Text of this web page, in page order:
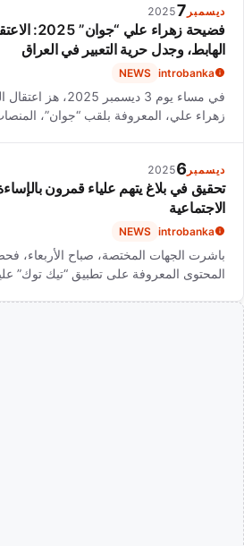
ديسمبر 7
2025
فضيحة زهراء
الهابط، وجدل حرية التعبير في العراق
introbanka
NEWS
في مساء يوم 3 ديسمبر
زهراء علي، المعروفة بلقب “جوان”،
ديسمبر 6
2025
تحقيق في بلاغ يتهم علياء قمرون
الاجتماعية
introbanka
NEWS
باشرت الجهات المختصة، صباح الأربعاء،
المحتوى المعروفة على تطبيق “تيك توك”